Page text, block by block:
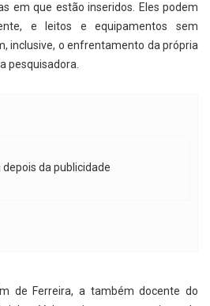
em que estão inseridos. Eles podem
e leitos e equipamentos sem
inclusive, o enfrentamento da própria
pesquisadora.
depois da publicidade
de Ferreira, a também docente do